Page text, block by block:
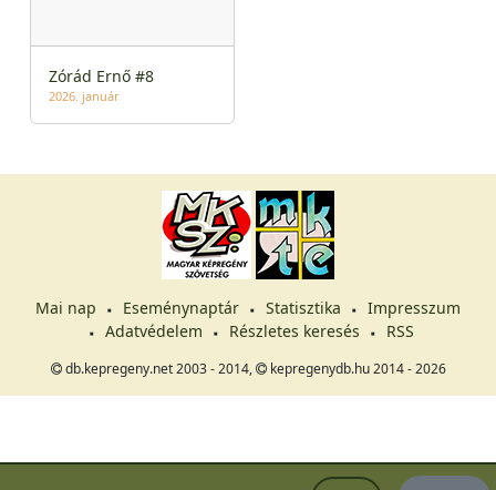
Zórád Ernő #8
2026. január
Mai nap Eseménynaptár Statisztika
Impresszum
Adatvédelem
Részletes keresés RSS
db.kepregeny.net 2003 - 2014, kepregenydb.hu 2014 - 2026